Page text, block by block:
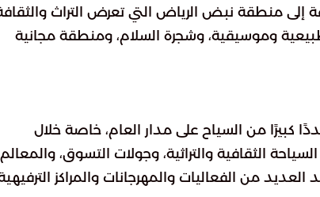
إلى منطقة نبض الرياض التي تعرض التراث
طبيعية وموسيقية، وشجرة السلام، ومنطقة مجانية
كبيرًا من السياح على مدار العام، خاصة خلال
الثقافية والتراثية، وجولات التسوق، والمعالم
من الفعاليات والمهرجانات والمراكز